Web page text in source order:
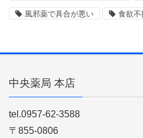
風邪薬で具合が悪い 食欲不
中央薬局 本店
tel.0957-62-3588
〒855-0806